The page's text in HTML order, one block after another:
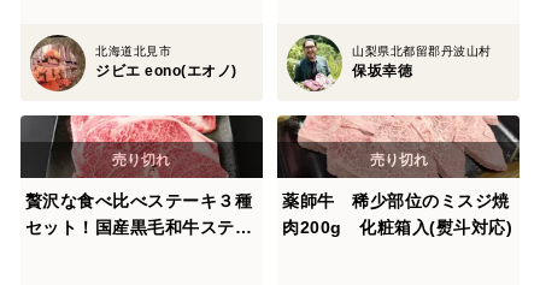
北海道北見市
ジビエ eono(エオノ)
山梨県北都留郡丹波山村
保坂幸徳
贅沢な食べ比べステーキ３種
セット！国産黒毛和牛ステー
薬師牛 稀少部位のミスジ焼
肉200g 化粧箱入(熨斗対応)